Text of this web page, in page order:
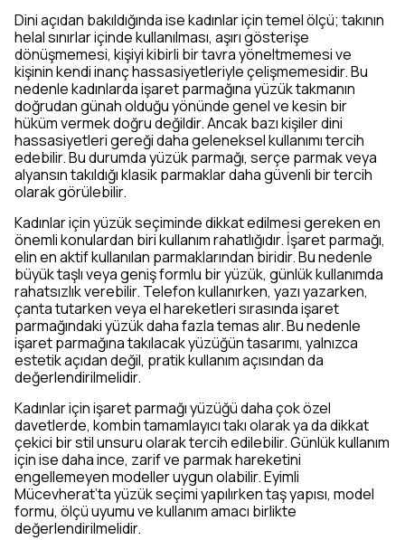
Dini açıdan bakıldığında ise kadınlar için temel ölçü; takının
helal sınırlar içinde kullanılması, aşırı gösterişe
dönüşmemesi, kişiyi kibirli bir tavra yöneltmemesi ve
kişinin kendi inanç hassasiyetleriyle çelişmemesidir. Bu
nedenle kadınlarda işaret parmağına yüzük takmanın
doğrudan günah olduğu yönünde genel ve kesin bir
hüküm vermek doğru değildir. Ancak bazı kişiler dini
hassasiyetleri gereği daha geleneksel kullanımı tercih
edebilir. Bu durumda yüzük parmağı, serçe parmak veya
alyansın takıldığı klasik parmaklar daha güvenli bir tercih
olarak görülebilir.
Kadınlar için yüzük seçiminde dikkat edilmesi gereken en
önemli konulardan biri kullanım rahatlığıdır. İşaret parmağı,
elin en aktif kullanılan parmaklarından biridir. Bu nedenle
büyük taşlı veya geniş formlu bir yüzük, günlük kullanımda
rahatsızlık verebilir. Telefon kullanırken, yazı yazarken,
çanta tutarken veya el hareketleri sırasında işaret
parmağındaki yüzük daha fazla temas alır. Bu nedenle
işaret parmağına takılacak yüzüğün tasarımı, yalnızca
estetik açıdan değil, pratik kullanım açısından da
değerlendirilmelidir.
Kadınlar için işaret parmağı yüzüğü daha çok özel
davetlerde, kombin tamamlayıcı takı olarak ya da dikkat
çekici bir stil unsuru olarak tercih edilebilir. Günlük kullanım
için ise daha ince, zarif ve parmak hareketini
engellemeyen modeller uygun olabilir. Eyimli
Mücevherat’ta yüzük seçimi yapılırken taş yapısı, model
formu, ölçü uyumu ve kullanım amacı birlikte
değerlendirilmelidir.